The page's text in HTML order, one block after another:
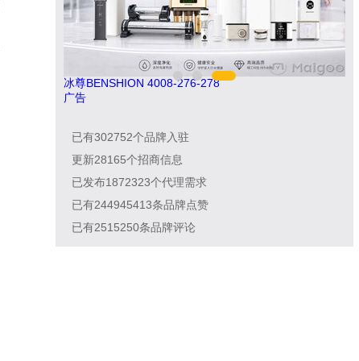
驴充充 0797-966999
广告
已有302752个品牌入驻
更新28165个招商信息
已发布1872323个代理需求
已有244945413条品牌点赞
已有2515250条品牌评论